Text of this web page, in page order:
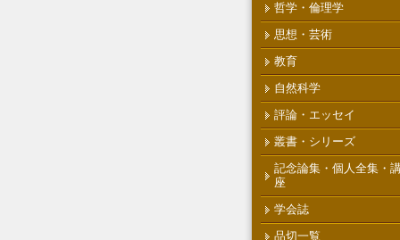
哲学・倫理学
思想・芸術
教育
自然科学
評論・エッセイ
叢書・シリーズ
記念論集・個人全集・
座
学会誌
品切一覧